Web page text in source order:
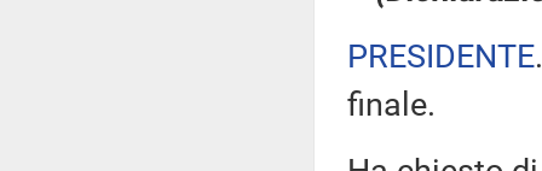
PRESIDENTE
finale.